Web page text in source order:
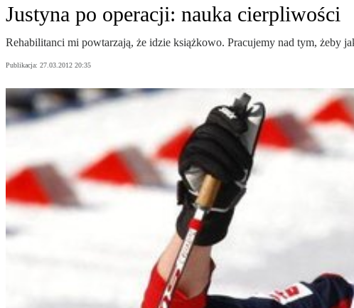
Justyna po operacji: nauka cierpliwości
Rehabilitanci mi powtarzają, że idzie książkowo. Pracujemy nad tym, żeby
Publikacja: 27.03.2012 20:35